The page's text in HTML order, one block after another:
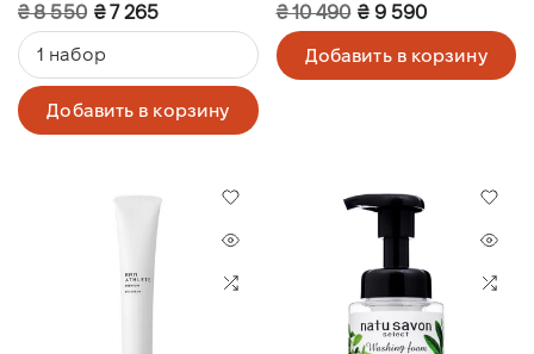
₴ 8 550 ₴ 7 265
1 набор
Добавить в корзину
₴ 10 490 ₴ 9 590
Добавить в корзину